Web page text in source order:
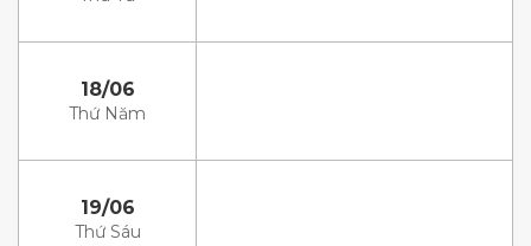
18/06
Thứ Năm
19/06
Thứ Sáu